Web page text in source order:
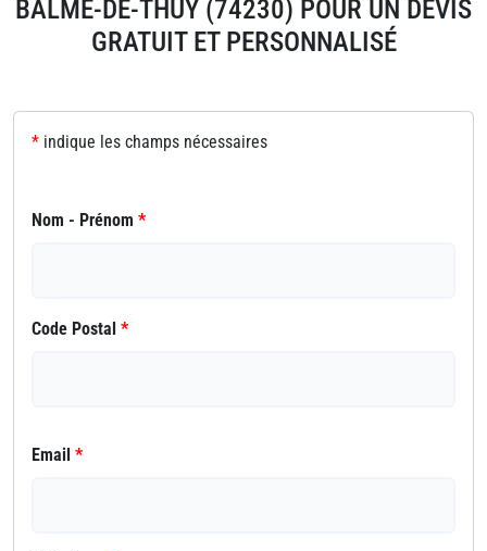
BALME-DE-THUY (74230) POUR UN DEVIS
GRATUIT ET PERSONNALISÉ
* indique les champs nécessaires
Nom - Prénom *
Code Postal *
Email *